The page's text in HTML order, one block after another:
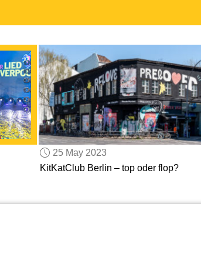
25 May 2023
KitKatClub Berlin – top oder flop?